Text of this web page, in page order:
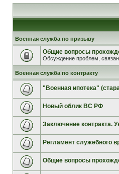
Военная служба по призыву
Общие вопросы
Обсуждение проблем,
Военная служба по контракту
"Военная ипотека"
Новый облик ВС РФ
Заключение контракта.
Регламент служебного
Общие вопросы